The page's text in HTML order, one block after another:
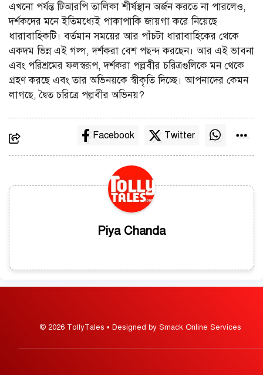
এখনো পর্যন্ত টিআরপি তালিকা শীর্ষস্থান অর্জন করতে না পারলেও,
দর্শকদের মনে ইতিমধ্যেই পাকাপাকি জায়গা করে নিয়েছে
ধারাবাহিকটি। বর্তমান সময়ের আর পাঁচটা ধারাবাহিকের থেকে
একদম ভিন্ন এই গল্প, দর্শকরা বেশ পছন্দ করছেন। আর এই ভাবনা
এবং পরিশ্রমের ফলস্বরূপ, দর্শকরা পল্লবীর চরিত্রগুলিকে মন থেকে
গ্রহণ করছে এবং তার অভিনয়কে স্বীকৃতি দিচ্ছে। আপনাদের কেমন
লাগছে, দ্বৈত চরিত্রে পল্লবীর অভিনয়?
Facebook Twitter
Piya Chanda
© 2026 TollyTales • Designed by Smack Online Services